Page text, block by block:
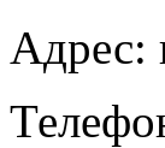
Адрес: